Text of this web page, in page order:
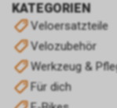
KATEGORIEN
Veloersatzteile
Velozubehör
Werkzeug &
Für dich